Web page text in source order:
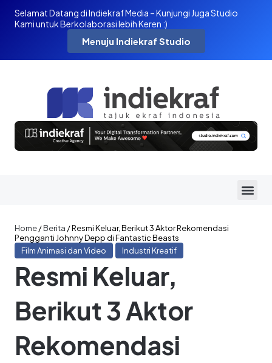
Selamat Datang di Indiekraf Media – Kunjungi Juga Studio
Kami untuk Berkolaborasi lebih Keren :)
Menuju Indiekraf Studio
Home/Berita /Resmi Keluar, Berikut 3 Aktor Rekomendasi
Pengganti Johnny Depp di Fantastic Beasts
Film Animasi dan Video
Industri Kreatif
Resmi Keluar,
Berikut 3 Aktor
Rekomendasi